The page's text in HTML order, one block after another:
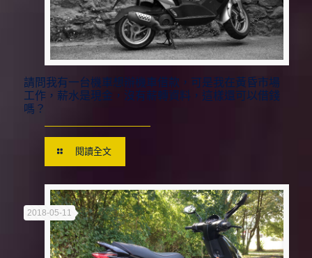
請問我有一台機車想辦機車借款，可是我在黃昏市場
工作，薪水是現金，沒有薪轉資料，這樣還可以借錢
嗎？
閱讀全文
2018-05-11